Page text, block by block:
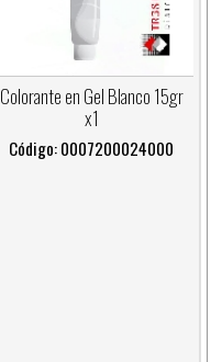
Colorante en Gel Blanco 15gr
x1
Código: 0007200024000